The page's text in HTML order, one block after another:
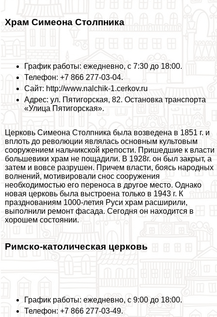
Храм Симеона Столпника
График работы: ежедневно, с 7:30 до 18:00.
Телефон: +7 866 277-03-04.
Сайт: http://www.nalchik-1.cerkov.ru
Адрес: ул. Пятигорская, 82. Остановка трaнcпорта
«Улица Пятигорская».
Церковь Симеона Столпника была возведена в 1851 г. и
вплоть до революции являлась основным культовым
сооружением нальчикской крепости. Пришедшие к власти
большевики храм не пощадили. В 1928г. он был закрыт, а
затем и вовсе разрушен. Причем власти, боясь народных
волнений, мотивировали снос сооружения
необходимостью его переноса в другое место. Однако
новая церковь была выстроена только в 1943 г. К
празднованиям 1000-летия Руси храм расширили,
выполнили ремонт фасада. Сегодня он находится в
хорошем состоянии.
Римско-католическая церковь
График работы: ежедневно, с 9:00 до 18:00.
Телефон: +7 866 277-03-49.